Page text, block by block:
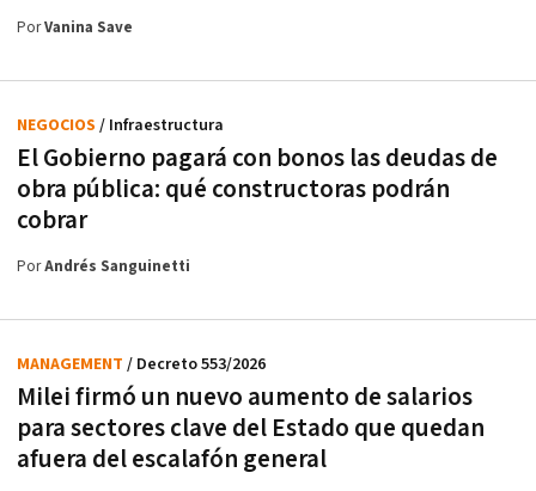
PorVanina Save
El Gobierno pagará con bonos las deudas de
obra pública: qué constructoras podrán
cobrar
NEGOCIOS / Infraestructura
PorAndrés Sanguinetti
Milei firmó un nuevo aumento de salarios
para sectores clave del Estado que quedan
afuera del escalafón general
MANAGEMENT / Decreto 553/2026